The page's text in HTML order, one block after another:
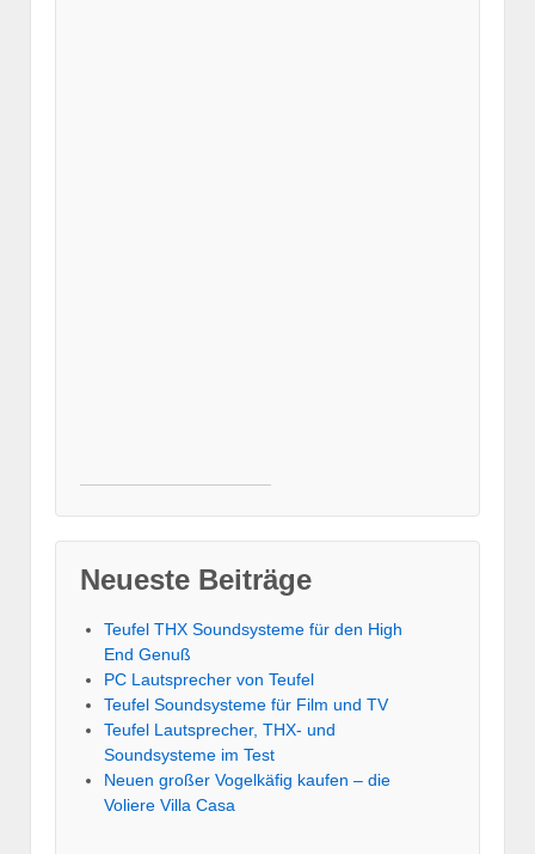
Neueste Beiträge
Teufel THX Soundsysteme für den High
End Genuß
PC Lautsprecher von Teufel
Teufel Soundsysteme für Film und TV
Teufel Lautsprecher, THX- und
Soundsysteme im Test
Neuen großer Vogelkäfig kaufen – die
Voliere Villa Casa